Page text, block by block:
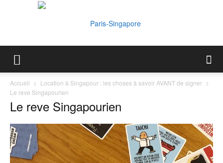
Singapore
Accueil
Location à Singapour : les choses à savoir AVANT de signer
Le reve Singapourien
Le reve Singapourien